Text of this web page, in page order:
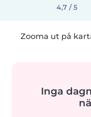
4,7 / 5
Zooma ut på
Inga